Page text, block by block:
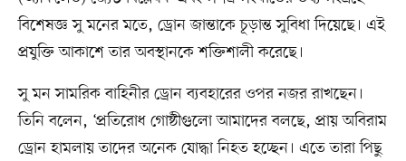
বিশেষজ্ঞ সু মনের মতে, ড্রোন জান্তাকে চূড়ান্ত সুবিধা দিয়েছে। এই
প্রযুক্তি আকাশে তার অবস্থানকে শক্তিশালী করেছে।
সু মন সামরিক বাহিনীর ড্রোন ব্যবহারের ওপর নজর রাখছেন।
তিনি বলেন, ‘প্রতিরোধ গোষ্ঠীগুলো আমাদের বলছে, প্রায় অবিরাম
ড্রোন হামলায় তাদের অনেক যোদ্ধা নিহত হচ্ছেন। এতে তারা পিছু